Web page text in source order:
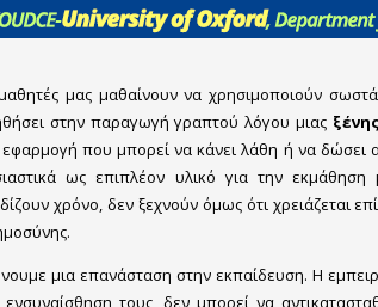
μας μαθαίνουν να χρησιμοποιούν
στην παραγωγή γραπτού λόγου μιας
εφαρμογή που μπορεί να κάνει λάθη ή να δώσει
ως επιπλέον υλικό για την
χρόνο, δεν ξεχνούν όμως ότι χρειάζεται
μια επανάσταση στην εκπαίδευση. Η
ενσυναίσθηση τους, δεν μπορεί να